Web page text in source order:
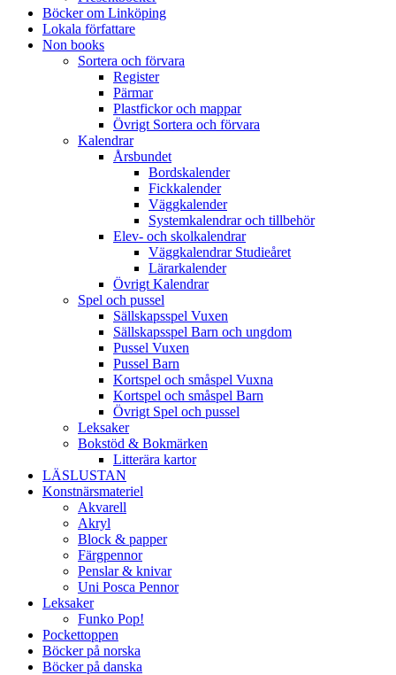
Böcker om Linköping
Lokala författare
Non books
Sortera och förvara
Register
Pärmar
Plastfickor och mappar
Övrigt Sortera och förvara
Kalendrar
Årsbundet
Bordskalender
Fickkalender
Väggkalender
Systemkalendrar och tillbehör
Elev- och skolkalendrar
Väggkalendrar Studieåret
Lärarkalender
Övrigt Kalendrar
Spel och pussel
Sällskapsspel Vuxen
Sällskapsspel Barn och ungdom
Pussel Vuxen
Pussel Barn
Kortspel och småspel Vuxna
Kortspel och småspel Barn
Övrigt Spel och pussel
Leksaker
Bokstöd & Bokmärken
Litterära kartor
LÄSLUSTAN
Konstnärsmateriel
Akvarell
Akryl
Block & papper
Färgpennor
Penslar & knivar
Uni Posca Pennor
Leksaker
Funko Pop!
Pockettoppen
Böcker på norska
Böcker på danska